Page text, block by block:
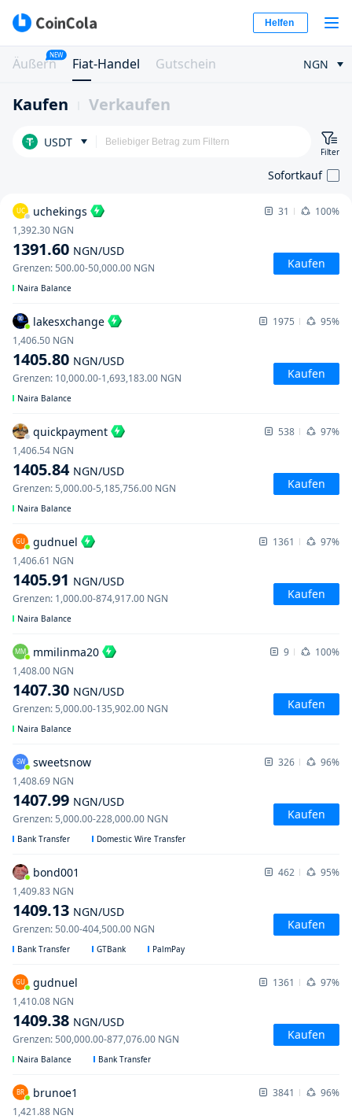
Helfen
Äußern
NEW
Fiat-Handel Gutschein NGN
Kaufen Verkaufen
USDT
Filter
Sofortkauf
UC uchekings 31 100%
1391.60 NGN/USD
1,392.30 NGN
Grenzen:500.00-50,000.00 NGN Kaufen
Naira Balance
lakesxchange 1975 95%
1405.80 NGN/USD
1,406.50 NGN
Grenzen: 10,000.00-1,693,183.00 NGN Kaufen
Naira Balance
quickpayment 538 97%
1405.84 NGN/USD
1,406.54 NGN
Grenzen:5,000.00-5,185,756.00 NGN Kaufen
Naira Balance
GU gudnuel 1361 97%
1405.91 NGN/USD
1,406.61 NGN
Grenzen: 1,000.00-874,917.00 NGN Kaufen
Naira Balance
MM mmilinma20 9 100%
1407.30 NGN/USD
1,408.00 NGN
Grenzen:5,000.00-135,902.00 NGN Kaufen
Naira Balance
SW sweetsnow 326 96%
1407.99 NGN/USD
1,408.69 NGN
Grenzen:5,000.00-228,000.00 NGN Kaufen
Bank Transfer Domestic Wire Transfer
bond001 462 95%
1409.13 NGN/USD
1,409.83 NGN
Grenzen:50.00-404,500.00 NGN Kaufen
Bank Transfer GTBank PalmPay
GU gudnuel 1361 97%
1409.38 NGN/USD
1,410.08 NGN
Grenzen:500,000.00-877,076.00 NGN Kaufen
Naira Balance Bank Transfer
BR brunoe1 3841 96%
1,421.88 NGN